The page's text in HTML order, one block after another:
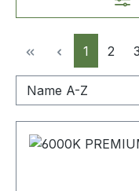
Seite
1 Seite
2 3